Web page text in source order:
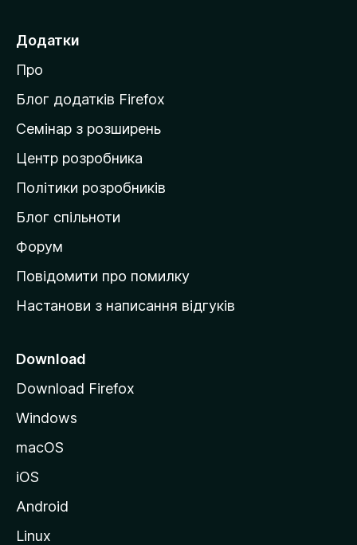
е
й
т
и
а
д
о
і
в
к
M
z
l
l
Додатки
Про
Блог додатків Firefox
Семінар з розширень
Центр розробника
Політики розробників
Блог спільноти
Форум
Повідомити про помилку
Настанови з написання відгуків
Download
Download Firefox
Windows
macOS
iOS
Android
Linux